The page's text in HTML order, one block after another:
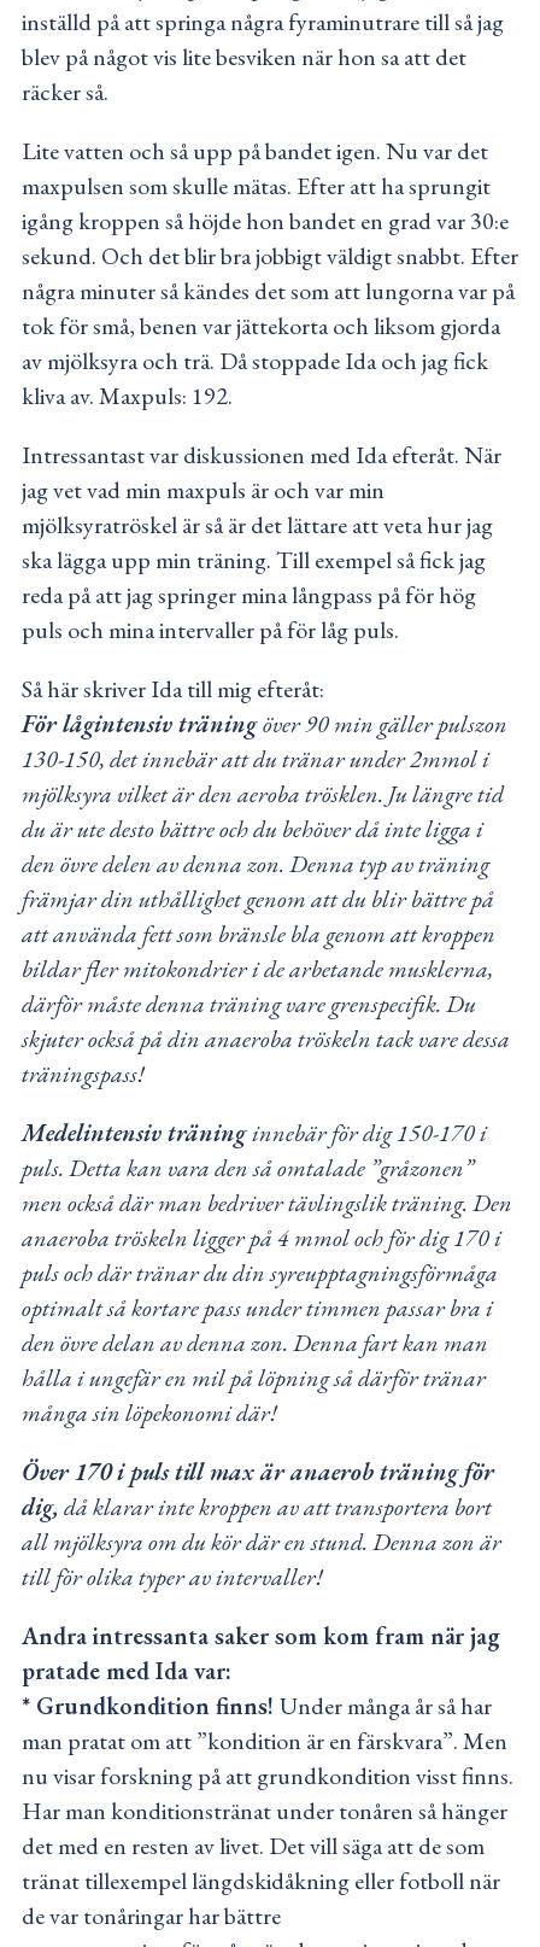
inställd på att springa några fyraminutrare till så jag
blev på något vis lite besviken när hon sa att det
räcker så.
Lite vatten och så upp på bandet igen. Nu var det
maxpulsen som skulle mätas. Efter att ha sprungit
igång kroppen så höjde hon bandet en grad var 30:e
sekund. Och det blir bra jobbigt väldigt snabbt. Efter
några minuter så kändes det som att lungorna var på
tok för små, benen var jättekorta och liksom gjorda
av mjölksyra och trä. Då stoppade Ida och jag fick
kliva av. Maxpuls: 192.
Intressantast var diskussionen med Ida efteråt. När
jag vet vad min maxpuls är och var min
mjölksyratröskel är så är det lättare att veta hur jag
ska lägga upp min träning. Till exempel så fick jag
reda på att jag springer mina långpass på för hög
puls och mina intervaller på för låg puls.
Så här skriver Ida till mig efteråt:
För lågintensiv träningöver 90 min gäller pulszon
130-150, det innebär att du tränar under 2mmol i
mjölksyra vilket är den aeroba trösklen. Ju längre tid
du är ute desto bättre och du behöver då inte ligga i
den övre delen av denna zon. Denna typ av träning
främjar din uthållighet genom att du blir bättre på
att använda fett som bränsle bla genom att kroppen
bildar fler mitokondrier i de arbetande musklerna,
därför måste denna träning vare grenspecifik. Du
skjuter också på din anaeroba tröskeln tack vare dessa
träningspass!
Medelintensiv träninginnebär för dig 150-170 i
puls. Detta kan vara den så omtalade ”gråzonen”
men också där man bedriver tävlingslik träning. Den
anaeroba tröskeln ligger på 4 mmol och för dig 170 i
puls och där tränar du din syreupptagningsförmåga
optimalt så kortare pass under timmen passar bra i
den övre delan av denna zon. Denna fart kan man
hålla i ungefär en mil på löpning så därför tränar
många sin löpekonomi där!
Över 170 i puls till max är anaerob träning för
dig, då klarar inte kroppen av att transportera bort
all mjölksyra om du kör där en stund. Denna zon är
till för olika typer av intervaller!
Andra intressanta saker som kom fram när jag
pratade med Ida var:
* Grundkondition finns! Under många år så har
man pratat om att ”kondition är en färskvara”. Men
nu visar forskning på att grundkondition visst finns.
Har man konditionstränat under tonåren så hänger
det med en resten av livet. Det vill säga att de som
tränat tillexempel längdskidåkning eller fotboll när
de var tonåringar har bättre